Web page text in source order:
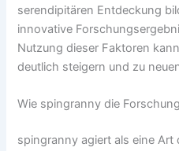
serendipitären Entdeckung
innovative
Nutzung dieser Faktoren
deutlich steigern und zu
Wie spingranny die
spingranny agiert als eine